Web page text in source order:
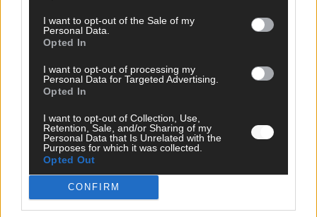
I want to opt-out of the Sale of my
Personal Data.
Opted In
I want to opt-out of processing my
Personal Data for Targeted Advertising.
Opted In
I want to opt-out of Collection, Use,
Retention, Sale, and/or Sharing of my
Personal Data that Is Unrelated with the
Purposes for which it was collected.
Opted Out
CONFIRM